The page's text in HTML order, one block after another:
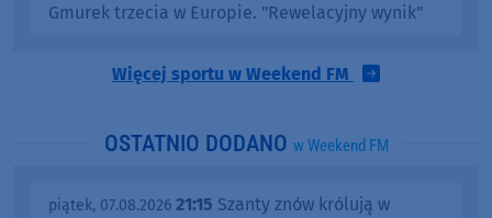
Gmurek trzecia w Europie. "Rewelacyjny wynik"
Więcej sportu w Weekend FM
OSTATNIO DODANO w Weekend FM
piątek, 07.08.2026 21:15 Szanty znów królują w